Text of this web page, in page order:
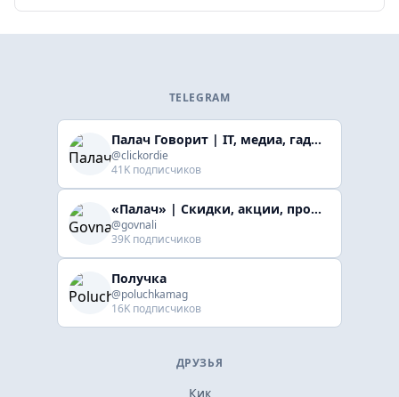
TELEGRAM
Палач Говорит | IT, медиа, гaджеты, скидки
@clickordie
41K подписчиков
«Палач» | Скидки, акции, промокоды
@govnali
39K подписчиков
Получка
@poluchkamag
16K подписчиков
ДРУЗЬЯ
Кик